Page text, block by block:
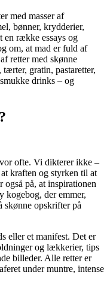
med masser af
bønner, krydderier,
en række essays og
om, at mad er fuld af
retter med skønne
gratin, pastaretter,
drinks – og
ofte. Vi dikterer ikke –
kraften og styrken til at
på, at inspirationen
kogebog, der emmer,
skønne opskrifter på
eller et manifest. Det er
og lækkerier, tips
billeder. Alle retter er
under muntre, intense